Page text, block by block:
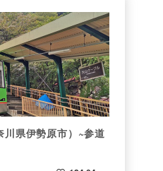
川県伊勢原市）~参道